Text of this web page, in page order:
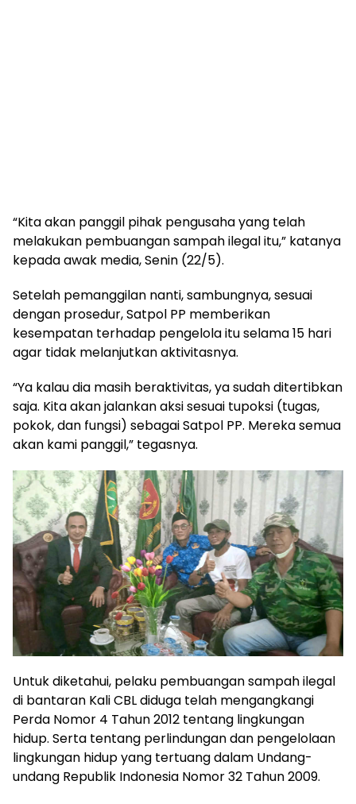
“Kita akan panggil pihak pengusaha yang telah
melakukan pembuangan sampah ilegal itu,” katanya
kepada awak media, Senin (22/5).
Setelah pemanggilan nanti, sambungnya, sesuai
dengan prosedur, Satpol PP memberikan
kesempatan terhadap pengelola itu selama 15 hari
agar tidak melanjutkan aktivitasnya.
“Ya kalau dia masih beraktivitas, ya sudah ditertibkan
saja. Kita akan jalankan aksi sesuai tupoksi (tugas,
pokok, dan fungsi) sebagai Satpol PP. Mereka semua
akan kami panggil,” tegasnya.
Untuk diketahui, pelaku pembuangan sampah ilegal
di bantaran Kali CBL diduga telah mengangkangi
Perda Nomor 4 Tahun 2012 tentang lingkungan
hidup. Serta tentang perlindungan dan pengelolaan
lingkungan hidup yang tertuang dalam Undang-
undang Republik Indonesia Nomor 32 Tahun 2009.